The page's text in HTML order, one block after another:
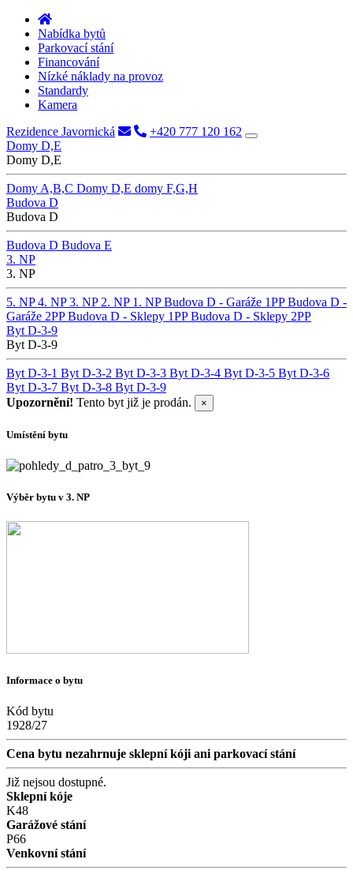
Nabídka bytů
Parkovací stání
Financování
Nízké náklady na provoz
Standardy
Kamera
Rezidence Javornická
+420 777 120 162
Domy D,E
Domy D,E
Domy A,B,C Domy D,E domy F,G,H
Budova D
Budova D
Budova D Budova E
3. NP
3. NP
5. NP4. NP3. NP 2. NP 1. NPBudova D - Garáže 1PPBudova D -
Garáže 2PPBudova D - Sklepy 1PPBudova D - Sklepy 2PP
Byt D-3-9
Byt D-3-9
Byt D-3-1 Byt D-3-2 Byt D-3-3 Byt D-3-4 Byt D-3-5 Byt D-3-6
Byt D-3-7 Byt D-3-8 Byt D-3-9
Upozornění! Tento byt již je prodán. ×
Umístění bytu
Výběr bytu v 3. NP
Informace o bytu
Kód bytu
1928/27
Cena bytu nezahrnuje sklepní kóji ani parkovací stání
Již nejsou dostupné.
Sklepní kóje
K48
Garážové stání
P66
Venkovní stání